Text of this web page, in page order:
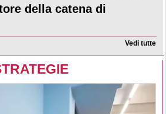
della catena di
Vedi tutte